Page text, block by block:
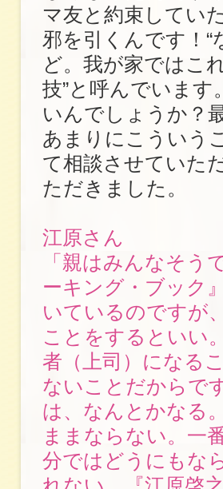
マ友と約束してい
邪を引くんです！“
ど。我が家ではこ
技”と呼んでいま
いんでしょうか？
あまりにこういう
て相談させていた
ただきました。
江原さん
「親はみんなそう
ーキング・ブック
いているのですが
ことをするといい
者（上司）になる
ないことだからで
は、なんとかなる
ままならない。一
分ではどうにもな